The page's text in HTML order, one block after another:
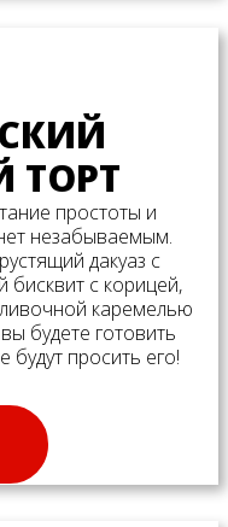
ТОРТ
простоты и
незабываемым.
дакуаз с
с корицей,
каремелью
будете готовить
будут просить его!